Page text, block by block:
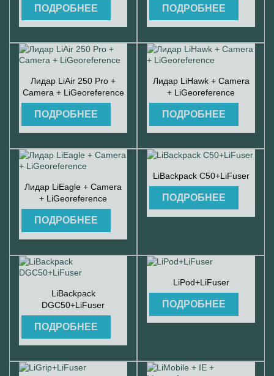
ПОДРОБНЕЕ ПОДРОБНЕЕ
 Быстрый просмотр
Лидар LiAir 250 Pro +
Camera + LiGeoreference
ПОДРОБНЕЕ
 Быстрый просмотр
Лидар LiHawk + Camera
+ LiGeoreference
ПОДРОБНЕЕ
 Быстрый просмотр
Лидар LiEagle + Camera
+ LiGeoreference
ПОДРОБНЕЕ
 Быстрый просмотр
LiBackpack C50+LiFuser
ПОДРОБНЕЕ
Быстрый просмотр
LiBackpack
DGC50+LiFuser
ПОДРОБНЕЕ
Быстрый просмотр
LiPod+LiFuser
ПОДРОБНЕЕ